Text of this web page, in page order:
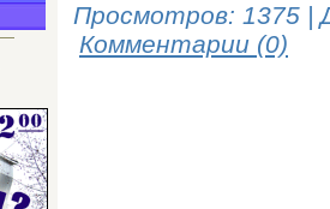
Просмотров: 1375 |
Комментарии (0)